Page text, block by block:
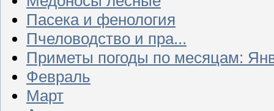
Пасека и фенология
Пчеловодство и пра...
Приметы погоды по месяцам:
Февраль
Март